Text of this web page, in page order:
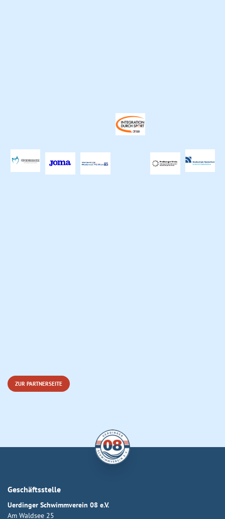
ZUR PARTNERSEITE
Geschäftsstelle
Uerdinger Schwimmverein 08 e.V.
Am Waldsee 25